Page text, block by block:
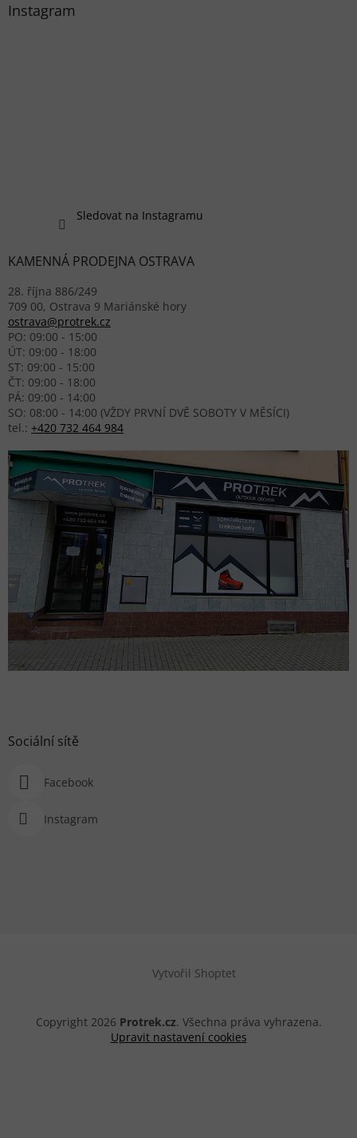
Instagram
Sledovat na Instagramu
KAMENNÁ PRODEJNA OSTRAVA
28. října 886/249
709 00, Ostrava 9 Mariánské hory
ostrava@protrek.cz
PO: 09:00 - 15:00
ÚT: 09:00 - 18:00
ST: 09:00 - 15:00
ČT: 09:00 - 18:00
PÁ: 09:00 - 14:00
SO: 08:00 - 14:00 (VŽDY PRVNÍ DVĚ SOBOTY V MĚSÍCI)
tel.: +420 732 464 984
Sociální sítě
Facebook
Instagram
Vytvořil Shoptet
Copyright 2026 Protrek.cz. Všechna práva vyhrazena.
Upravit nastavení cookies